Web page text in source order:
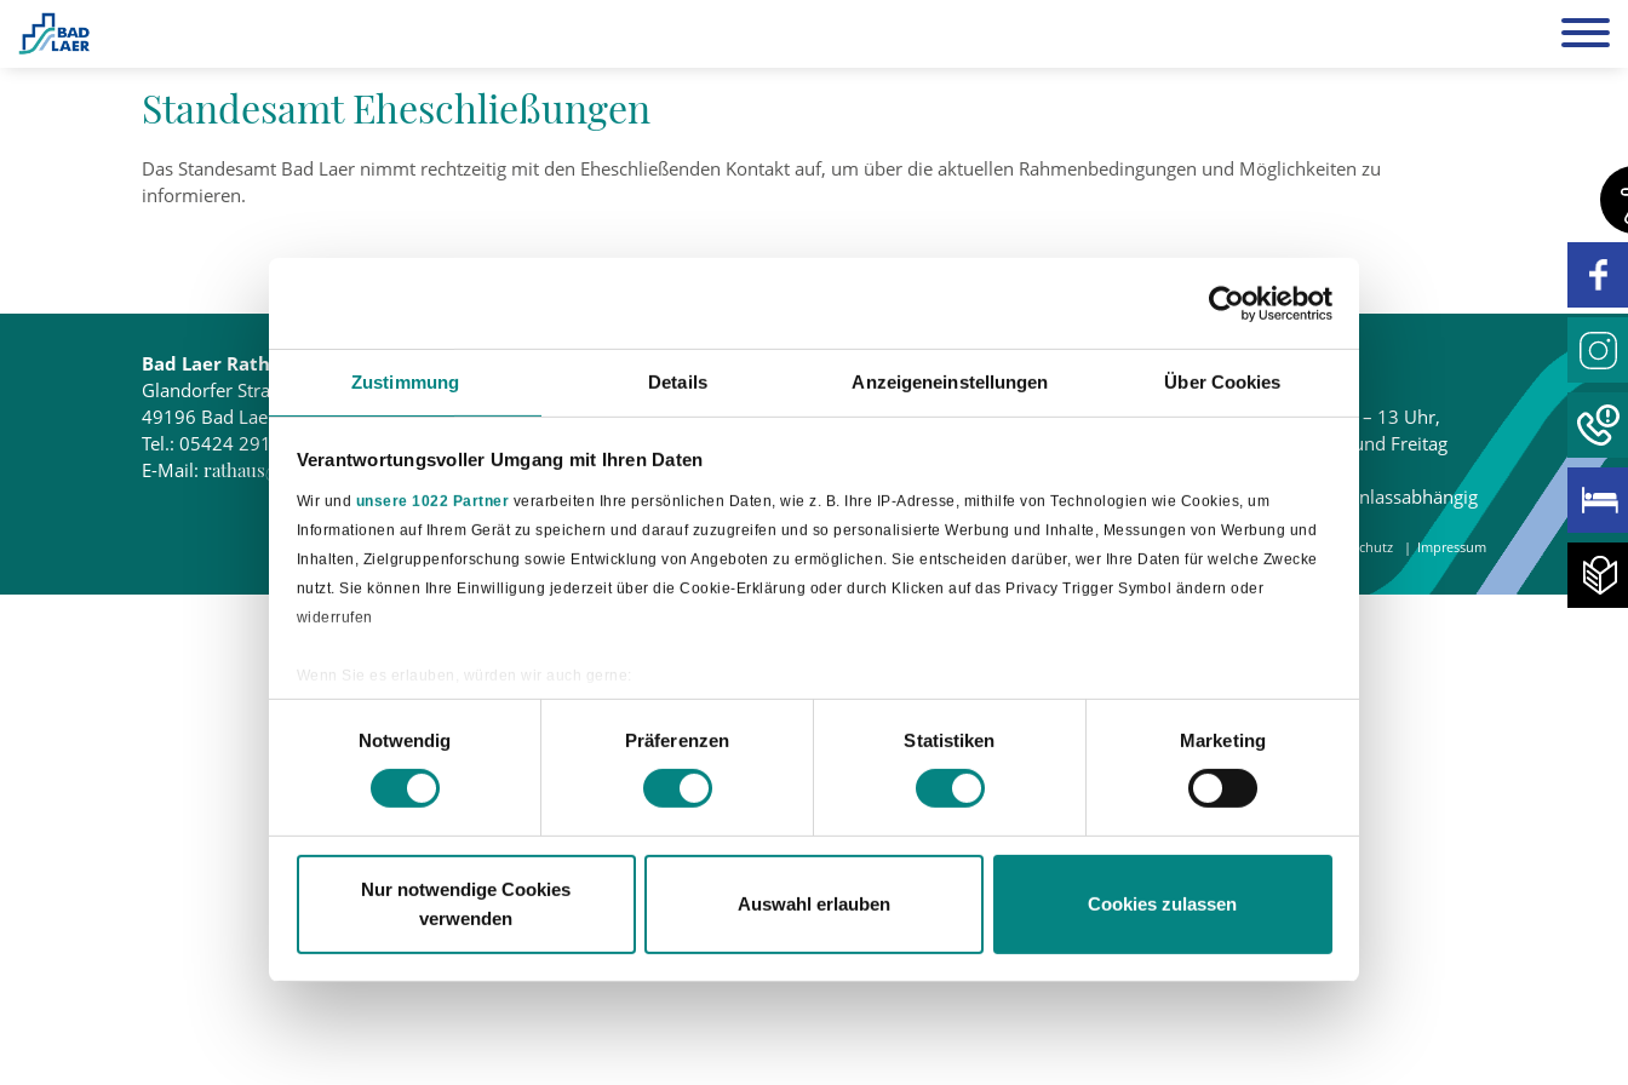
Zustimmung Details Anzeigeneinstellungen Über Cookies
Verantwortungsvoller Umgang mit Ihren Daten
Wir und unsere 1022 Partner verarbeiten Ihre persönlichen Daten, wie z. B. Ihre IP-Adresse, mithilfe von Technologien wie Cookies, um
Informationen auf Ihrem Gerät zu speichern und darauf zuzugreifen und so personalisierte Werbung und Inhalte, Messungen von Werbung und
Inhalten, Zielgruppenforschung sowie Entwicklung von Angeboten zu ermöglichen. Sie entscheiden darüber, wer Ihre Daten für welche Zwecke
nutzt. Sie können Ihre Einwilligung jederzeit über die Cookie-Erklärung oder durch Klicken auf das Privacy Trigger Symbol ändern oder
widerrufen
Wenn Sie es erlauben, würden wir auch gerne:
Ihr Gerät durch aktives Scannen nach bestimmten Merkmalen (Fingerprinting) identifizieren
Erfahren Sie mehr darüber, wie Ihre persönlichen Daten verarbeitet werden, und legen Sie Ihre Präferenzen im
Abschnitt Einzelheiten
Notwendig
Präferenzen Statistiken Marketing
Nur notwendige Cookies
verwenden
Auswahl erlauben Cookies zulassen
Standesamt Eheschließungen
Das Standesamt Bad Laer nimmt rechtzeitig mit den Eheschließenden Kontakt auf, um über die aktuellen Rahmenbedingungen und Möglichkeiten zu
informieren.
Bad Laer Rathaus
Glandorfer Straße 5
49196 Bad Laer
Tel.: 05424 2911-0
E-Mail: rathaus@bad-laer.de
Montag – Freitag, 8.30 – 12 Uhr
Montag, 15 – 17 Uhr
Glandorfer Straße 5
49196 Bad Laer
Tourist-Information
Montag – Samstag 10 – 13 Uhr,
Montag, Donnerstag und Freitag
Sonn- und Feiertage anlassabhängig
Datenschutz Impressum